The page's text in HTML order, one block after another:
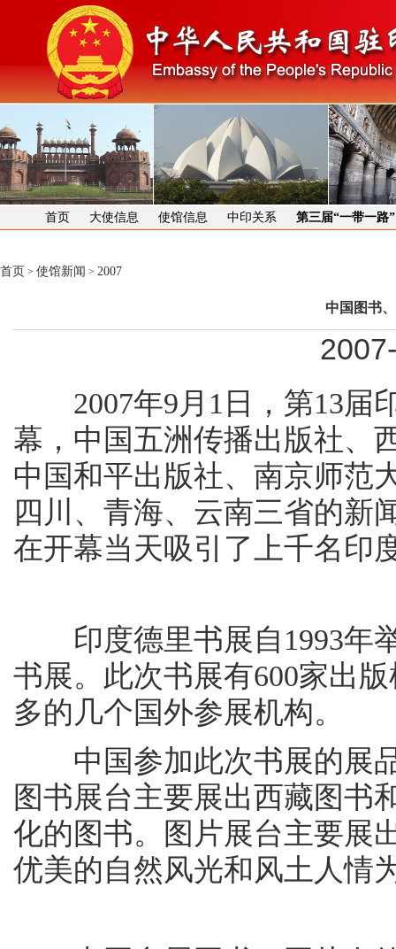
首页 大使信息 使馆信息 中印关系 第三届“一带一路
首页 > 使馆新闻 > 2007
中国图书
2007年9月1日，第13届
幕，中国五洲传播出版社、
中国和平出版社、南京师范
四川、青海、云南三省的新
在开幕当天吸引了上千名印
印度德里书展自1993年
书展。此次书展有600家出
多的几个国外参展机构。
中国参加此次书展的展品
图书展台主要展出西藏图书
化的图书。图片展台主要展
优美的自然风光和风土人情